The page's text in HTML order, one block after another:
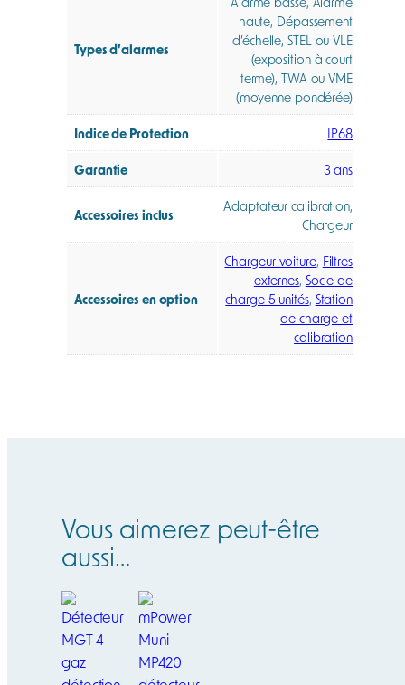
Types d’alarmes
haute, Dépassement
d’échelle, STEL ou VLE
(exposition à court
terme), TWA ou VME
(moyenne pondérée)
Indice de Protection IP68
Garantie 3 ans
Accessoires inclus
Adaptateur calibration,
Chargeur
Accessoires en option
Chargeur voiture, Filtres
externes, Socle de
charge 5 unités, Station
de charge et
calibration
Vous aimerez peut-être
aussi…